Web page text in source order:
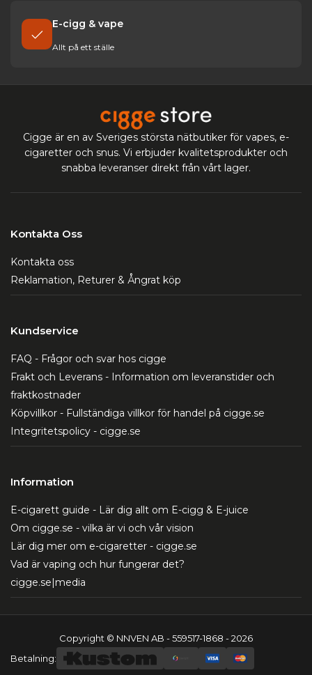
E-cigg & vape
Allt på ett ställe
Cigge är en av Sveriges största nätbutiker för vapes, e-
cigaretter och snus. Vi erbjuder kvalitetsprodukter och
snabba leveranser direkt från vårt lager.
Kontakta Oss
Kontakta oss
Reklamation, Returer & Ångrat köp
Kundservice
FAQ - Frågor och svar hos cigge
Frakt och Leverans - Information om leveranstider och
fraktkostnader
Köpvillkor - Fullständiga villkor för handel på cigge.se
Integritetspolicy - cigge.se
Information
E-cigarett guide - Lär dig allt om E-cigg & E-juice
Om cigge.se - vilka är vi och vår vision
Lär dig mer om e-cigaretter - cigge.se
Vad är vaping och hur fungerar det?
cigge.se|media
Copyright © NNVEN AB - 559517-1868 - 2026
Betalning: